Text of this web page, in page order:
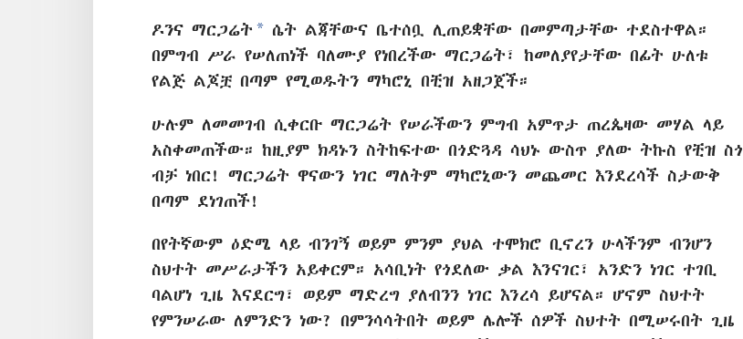
ዶንና ማርጋሬት a ሴት ልጃቸውና ቤተሰቧ ሊጠይቋቸው በመምጣታቸው ተደስተዋል።
በምግብ ሥራ የሠለጠነች ባለሙያ የነበረችው ማርጋሬት፣ ከመለያየታቸው በፊት ሁለቱ
የልጅ ልጆቿ በጣም የሚወዱትን ማካሮኒ በቺዝ አዘጋጀች።
ሁሉም ለመመገብ ሲቀርቡ ማርጋሬት የሠራችውን ምግብ አምጥታ ጠረጴዛው መሃል ላይ
አስቀመጠችው። ከዚያም ክዳኑን ስትከፍተው በጎድጓዳ ሳህኑ ውስጥ ያለው ትኩስ የቺዝ ስጎ
ብቻ ነበር! ማርጋሬት ዋናውን ነገር ማለትም ማካሮኒውን መጨመር እንደረሳች ስታውቅ
በጣም ደነገጠች!
በየትኛውም ዕድሜ ላይ ብንገኝ ወይም ምንም ያህል ተሞክሮ ቢኖረን ሁላችንም ብንሆን
ስህተት መሥራታችን አይቀርም። አሳቢነት የጎደለው ቃል እንናገር፣ አንድን ነገር ተገቢ
ባልሆነ ጊዜ እናደርግ፣ ወይም ማድረግ ያለብንን ነገር እንረሳ ይሆናል። ሆኖም ስህተት
የምንሠራው ለምንድን ነው? በምንሳሳትበት ወይም ሌሎች ሰዎች ስህተት በሚሠሩበት ጊዜ